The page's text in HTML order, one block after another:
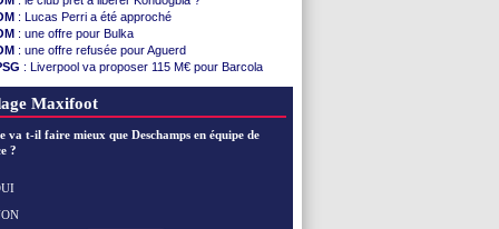
Amical: l'Inter s'offre la Juventus
Atletico: Almada rejoint River Plate (off.)
Monaco : Camara a la cote en Angleterre
Amical: encore une défaite pour Strasbourg
OM : la piste Goore en attaque
Amical: Rennes s'incline contre Brentford
Amical : Le Mans concède un nul
Real
OM
: Lucas Perri a été approché
: une offre pour Bulka
: une offre refusée pour Aguerd
: Liverpool va proposer 115 M€ pour Barcola
: Mourinho durcit les règles
Maxifoot
va t-il faire mieux que Deschamps en équipe de
?